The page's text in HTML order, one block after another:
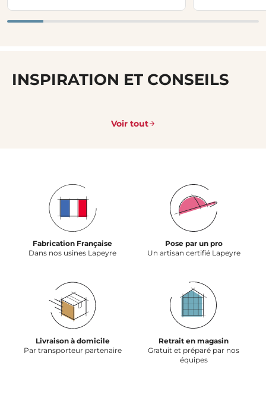
INSPIRATION ET CONSEILS
Voir tout
Fabrication Française
Dans nos usines Lapeyre
Pose par un pro
Un artisan certifié Lapeyre
Livraison à domicile
Par transporteur partenaire
Retrait en magasin
Gratuit et préparé par nos
équipes